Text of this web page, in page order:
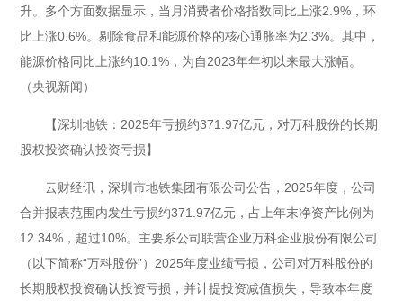
升。多个方面数据显示，当月消费者价格指数同比上涨2.9%，环
比上涨0.6%。剔除食品和能源价格的核心通胀率为2.3%。其中，
能源价格同比上涨约10.1%，为自2023年年初以来最大涨幅。
（央视新闻）
【深圳地铁：2025年亏损约371.97亿元，对万科股份的长期
股权投资确认投资亏损】
云财经讯，深圳市地铁集团有限公司公告，2025年度，公司
合并报表范围内发生亏损约371.97亿元，占上年末净资产比例为
12.34%，超过10%。主要系公司联营企业万科企业股份有限公司
（以下简称“万科股份”）2025年度业绩亏损，公司对万科股份的
长期股权投资确认投资亏损，并计提投资减值损失，导致本年度